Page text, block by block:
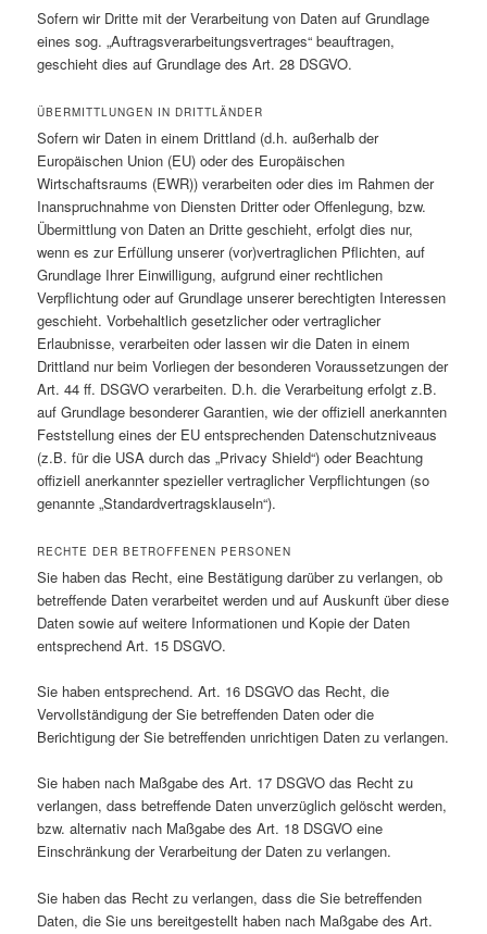
Sofern wir Dritte mit der Verarbeitung von Daten auf Grundlage
eines sog. „Auftragsverarbeitungsvertrages“ beauftragen,
geschieht dies auf Grundlage des Art. 28 DSGVO.
ÜBERMITTLUNGEN IN DRITTLÄNDER
Sofern wir Daten in einem Drittland (d.h. außerhalb der
Europäischen Union (EU) oder des Europäischen
Wirtschaftsraums (EWR)) verarbeiten oder dies im Rahmen der
Inanspruchnahme von Diensten Dritter oder Offenlegung, bzw.
Übermittlung von Daten an Dritte geschieht, erfolgt dies nur,
wenn es zur Erfüllung unserer (vor)vertraglichen Pflichten, auf
Grundlage Ihrer Einwilligung, aufgrund einer rechtlichen
Verpflichtung oder auf Grundlage unserer berechtigten Interessen
geschieht. Vorbehaltlich gesetzlicher oder vertraglicher
Erlaubnisse, verarbeiten oder lassen wir die Daten in einem
Drittland nur beim Vorliegen der besonderen Voraussetzungen der
Art. 44 ff. DSGVO verarbeiten. D.h. die Verarbeitung erfolgt z.B.
auf Grundlage besonderer Garantien, wie der offiziell anerkannten
Feststellung eines der EU entsprechenden Datenschutzniveaus
(z.B. für die USA durch das „Privacy Shield“) oder Beachtung
offiziell anerkannter spezieller vertraglicher Verpflichtungen (so
genannte „Standardvertragsklauseln“).
RECHTE DER BETROFFENEN PERSONEN
Sie haben das Recht, eine Bestätigung darüber zu verlangen, ob
betreffende Daten verarbeitet werden und auf Auskunft über diese
Daten sowie auf weitere Informationen und Kopie der Daten
entsprechend Art. 15 DSGVO.
Sie haben entsprechend. Art. 16 DSGVO das Recht, die
Vervollständigung der Sie betreffenden Daten oder die
Berichtigung der Sie betreffenden unrichtigen Daten zu verlangen.
Sie haben nach Maßgabe des Art. 17 DSGVO das Recht zu
verlangen, dass betreffende Daten unverzüglich gelöscht werden,
bzw. alternativ nach Maßgabe des Art. 18 DSGVO eine
Einschränkung der Verarbeitung der Daten zu verlangen.
Sie haben das Recht zu verlangen, dass die Sie betreffenden
Daten, die Sie uns bereitgestellt haben nach Maßgabe des Art.